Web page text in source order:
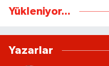
Yükleniyor...
Yazarlar